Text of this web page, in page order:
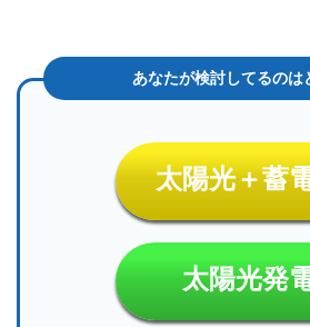
太陽光＋蓄
太陽光発